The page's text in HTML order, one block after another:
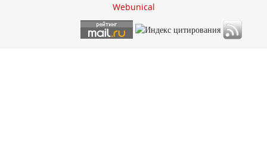
Webunical